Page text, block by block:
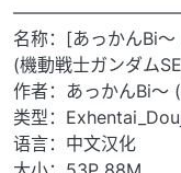
名称：[あっかんBi
(機動戦士ガンダム
作者：あっかんBi～
类型：
语言：中文汉化